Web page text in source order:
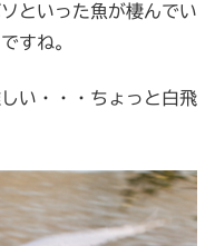
といった魚が棲んでい
すね。
い・・・ちょっと白飛